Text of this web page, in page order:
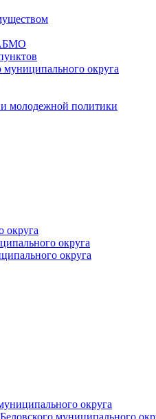
округа
и молодежной политики
округа
округа
округа
округа
муниципального